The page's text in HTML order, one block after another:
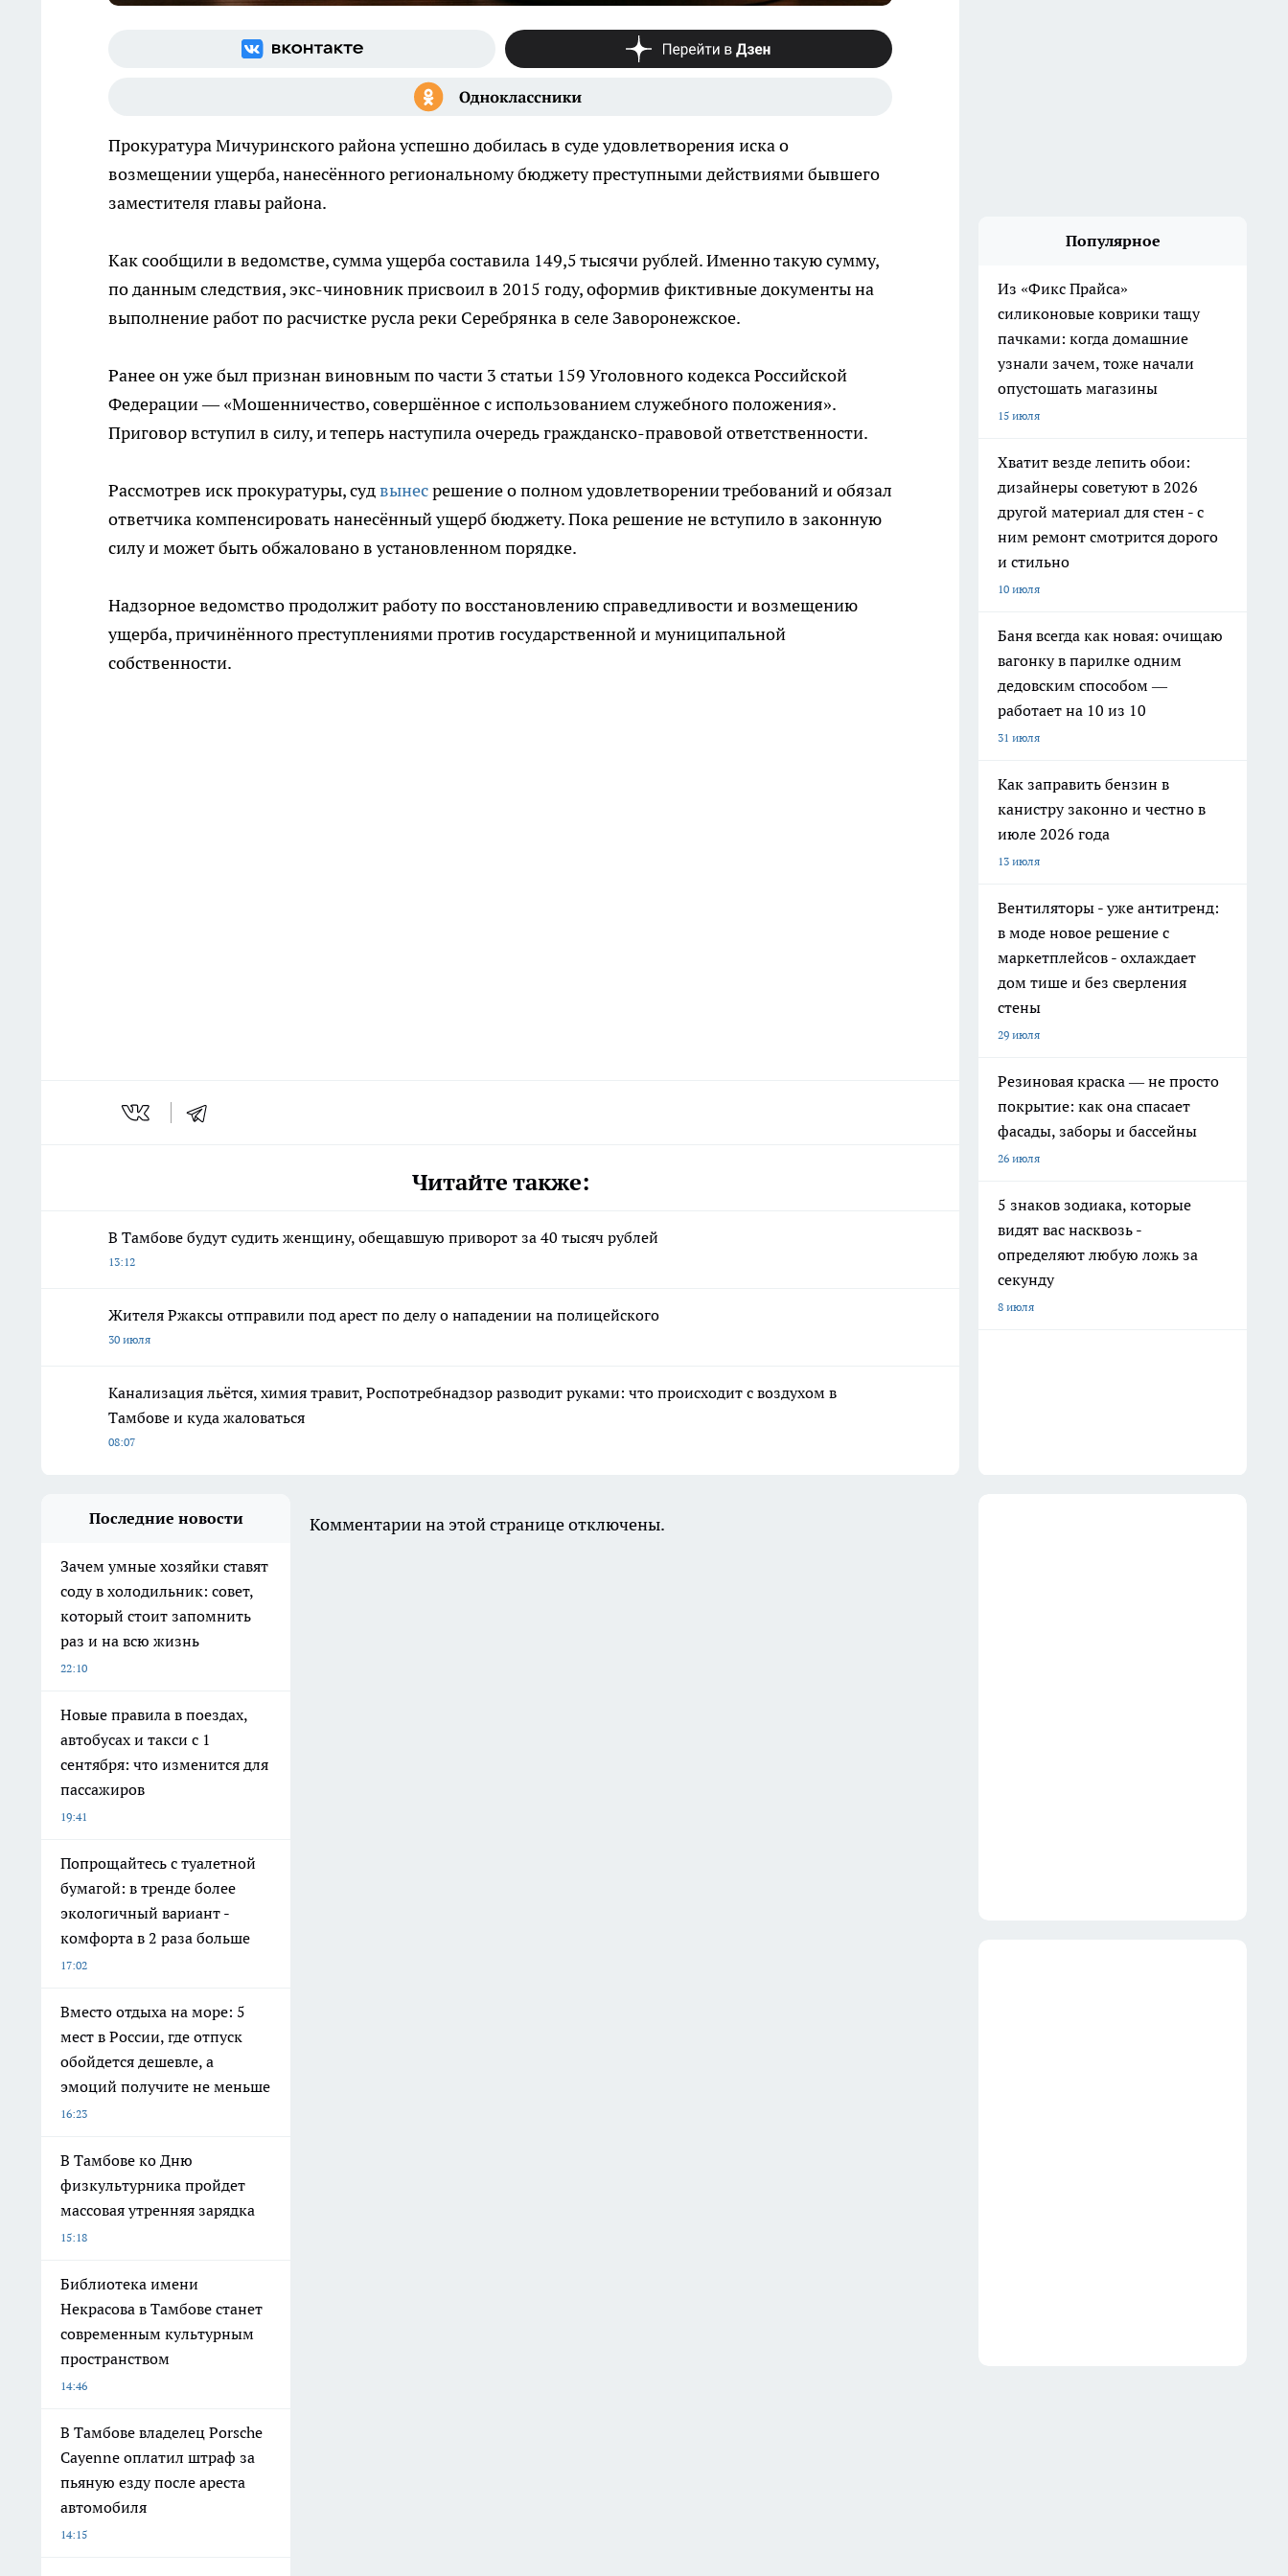
Прокуратура Мичуринского района успешно добилась в суде удовлетворения иска о
возмещении ущерба, нанесённого региональному бюджету преступными действиями бывшего
заместителя главы района.
Как сообщили в ведомстве, сумма ущерба составила 149,5 тысячи рублей. Именно такую сумму,
по данным следствия, экс-чиновник присвоил в 2015 году, оформив фиктивные документы на
выполнение работ по расчистке русла реки Серебрянка в селе Заворонежское.
Ранее он уже был признан виновным по части 3 статьи 159 Уголовного кодекса Российской
Федерации — «Мошенничество, совершённое с использованием служебного положения».
Приговор вступил в силу, и теперь наступила очередь гражданско-правовой ответственности.
Рассмотрев иск прокуратуры, судвынесрешение о полном удовлетворении требований и обязал
ответчика компенсировать нанесённый ущерб бюджету. Пока решение не вступило в законную
силу и может быть обжаловано в установленном порядке.
Надзорное ведомство продолжит работу по восстановлению справедливости и возмещению
ущерба, причинённого преступлениями против государственной и муниципальной
собственности.
Читайте также:
В Тамбове будут судить женщину, обещавшую приворот за 40 тысяч рублей
13:12
Жителя Ржаксы отправили под арест по делу о нападении на полицейского
30 июля
Канализация льётся, химия травит, Роспотребнадзор разводит руками: что происходит с воздухом в
Тамбове и куда жаловаться
08:07
Популярное
Из «Фикс Прайса»
силиконовые коврики тащу
пачками: когда домашние
узнали зачем, тоже начали
опустошать магазины
15 июля
Хватит везде лепить обои:
дизайнеры советуют в 2026
другой материал для стен - с
ним ремонт смотрится дорого
и стильно
10 июля
Баня всегда как новая: очищаю
вагонку в парилке одним
дедовским способом —
работает на 10 из 10
31 июля
Как заправить бензин в
канистру законно и честно в
июле 2026 года
13 июля
Вентиляторы - уже антитренд:
в моде новое решение с
маркетплейсов - охлаждает
дом тише и без сверления
стены
29 июля
Резиновая краска — не просто
покрытие: как она спасает
фасады, заборы и бассейны
26 июля
5 знаков зодиака, которые
видят вас насквозь -
определяют любую ложь за
секунду
8 июля
Последние новости
Зачем умные хозяйки ставят
соду в холодильник: совет,
который стоит запомнить
раз и на всю жизнь
22:10
Новые правила в поездах,
автобусах и такси с 1
сентября: что изменится для
пассажиров
19:41
Попрощайтесь с туалетной
бумагой: в тренде более
экологичный вариант -
комфорта в 2 раза больше
17:02
Вместо отдыха на море: 5
мест в России, где отпуск
обойдется дешевле, а
эмоций получите не меньше
16:23
В Тамбове ко Дню
физкультурника пройдет
массовая утренняя зарядка
15:18
Библиотека имени
Некрасова в Тамбове станет
современным культурным
пространством
14:46
В Тамбове владелец Porsche
Cayenne оплатил штраф за
пьяную езду после ареста
автомобиля
14:15
Комментарии на этой странице отключены.